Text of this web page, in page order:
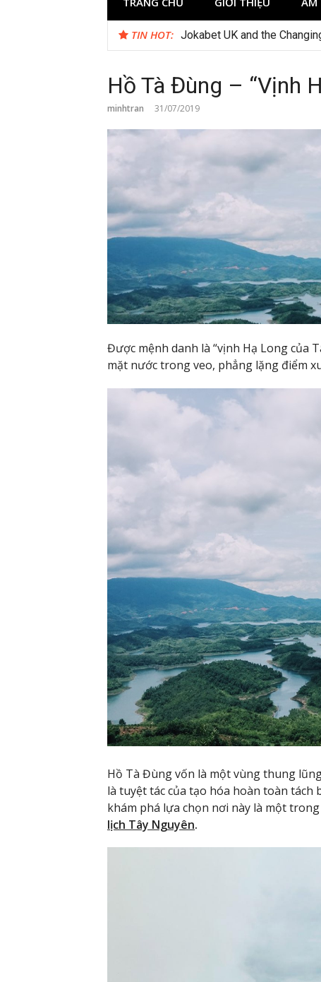
TIN HOT: Quels Types De On-Line
Hồ Tà Đùng – “Vịnh
minhtran 31/07/2019
Được mệnh danh là “vịnh Hạ Long của
mặt nước trong veo, phẳng lặng điểm
Hồ Tà Đùng vốn là một vùng thung
là tuyệt tác của tạo hóa hoàn toàn
khám phá lựa chọn nơi này là một
lịch Tây Nguyên.